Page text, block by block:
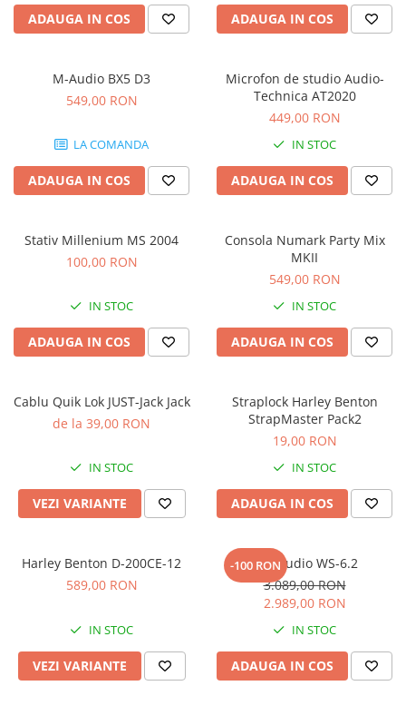
Playere si Recordere
Procesoare si efecte
Stabilizatoare de tensiune UPS si
Power Conditioner
Microfoane
Accesorii de microfoane
Microfoane de broadcast
Microfoane de instrumente
Microfoane de studio
Microfoane de Suprafata
Microfoane lavaliera si headset
Microfoane podcast, USB, iOS /
Microfoane pt Camere Video
Microfoane pt instalatii si
conferinta
Microfoane stereo
Microfoane Suspendabile
Stative de microfon
Studio si inregistrari
Accesorii de microfoane
ADAUGA IN COS ADAUGA IN COS
M-Audio BX5 D3
549,00 RON
LA COMANDA
ADAUGA IN COS
Microfon de studio Audio-
Technica AT2020
449,00 RON
IN STOC
ADAUGA IN COS
Stativ Millenium MS 2004
100,00 RON
IN STOC
ADAUGA IN COS
Consola Numark Party Mix
MKII
549,00 RON
IN STOC
ADAUGA IN COS
Cablu Quik Lok JUST-Jack Jack
de la 39,00 RON
IN STOC
VEZI VARIANTE
Straplock Harley Benton
StrapMaster Pack2
19,00 RON
IN STOC
ADAUGA IN COS
Harley Benton D-200CE-12
589,00 RON
IN STOC
VEZI VARIANTE
-100 RON
Kali Audio WS-6.2
3.089,00 RON
2.989,00 RON
IN STOC
ADAUGA IN COS